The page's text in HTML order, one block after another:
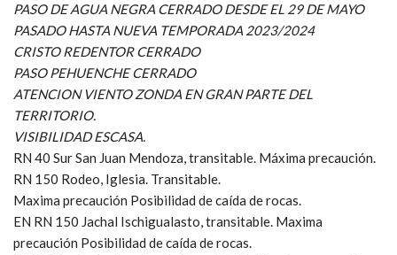
PASO DE AGUA NEGRA CERRADO DESDE EL 29 DE MAYO
PASADO HASTA NUEVA TEMPORADA 2023/2024
CRISTO REDENTOR CERRADO
PASO PEHUENCHE CERRADO
ATENCION VIENTO ZONDA EN GRAN PARTE DEL
TERRITORIO.
VISIBILIDAD ESCASA.
RN 40 Sur San Juan Mendoza, transitable. Máxima precaución.
RN 150 Rodeo, Iglesia. Transitable.
Maxima precaución Posibilidad de caída de rocas.
EN RN 150 Jachal Ischigualasto, transitable. Maxima
precaución Posibilidad de caída de rocas.